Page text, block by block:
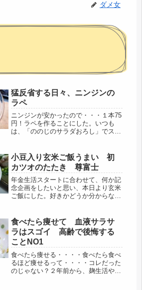
ダメ女
猛反省する日々、ニンジンの
ラペ
ニンジンが安かったので・・・１本75
円！ラペを作ることにした。いつも
は、「ののじのサラダおろし」でスラ
く切り、少しだけ塩でしんなりその間
にドレッシング作り。材料は少ないの
で...
小豆入り玄米ご飯うまい 初
カツオのたたき 尊富士
年金生活スタートに合わせて、何か記
念企画をしたいと思い、本日より玄米
ご飯にした。好きかどうか分からない
た。サーモの水筒に暑いお湯と小豆を
半合入れて、一晩。朝、玄米ご飯と共
に炊飯...
食べたら痩せて 血液サラサ
ラはスゴイ 高齢で後悔する
ことNO1
食べたら痩せる・・・・食べたら食べ
るほど痩せるって・・・・コレだった
のじゃない？２年前から、麹生活や